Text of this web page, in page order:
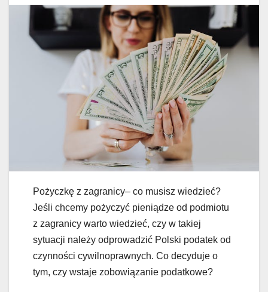
Pożyczkę z zagranicy– co musisz wiedzieć?
Jeśli chcemy pożyczyć pieniądze od podmiotu
z zagranicy warto wiedzieć, czy w takiej
sytuacji należy odprowadzić Polski podatek od
czynności cywilnoprawnych. Co decyduje o
tym, czy wstaje zobowiązanie podatkowe?